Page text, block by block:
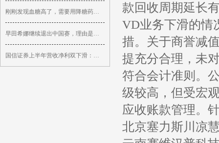
刚刚发现血糖高了，需要用降糖药吗，能不能逆转？
早田希娜继续退出中国赛，理由是伤病复发，真实情况都清楚
国信证券上半年营收净利双下滑：员工人数减少5%
款回收周期延长
VD业务下滑的情
措。关于商誉减
提充分合理，未
符合会计准则。
级较高，但受宏
应收账款管理。
北京塞力斯川凉